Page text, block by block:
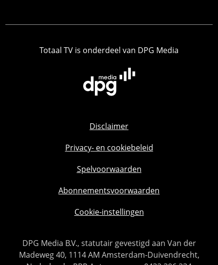
Totaal TV is onderdeel van DPG Media
Disclaimer
Privacy- en cookiebeleid
Spelvoorwaarden
Abonnementsvoorwaarden
Cookie-instellingen
DPG Media B.V., statutair gevestigd aan Van der
Madeweg 40, 1114 AM Amsterdam-Duivendrecht,